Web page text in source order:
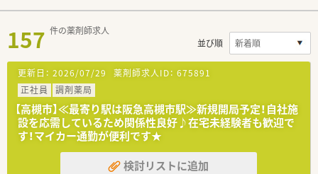
157 件の薬剤師求人
並び順
更新日： 2026/07/29 薬剤師求人ID： 675891
正社員
調剤薬局
【高槻市】≪最寄り駅は阪急高槻市駅≫新規開局予定！自社施
設を応需しているため関係性良好♪在宅未経験者も歓迎で
す！マイカー通勤が便利です★
検討リストに追加